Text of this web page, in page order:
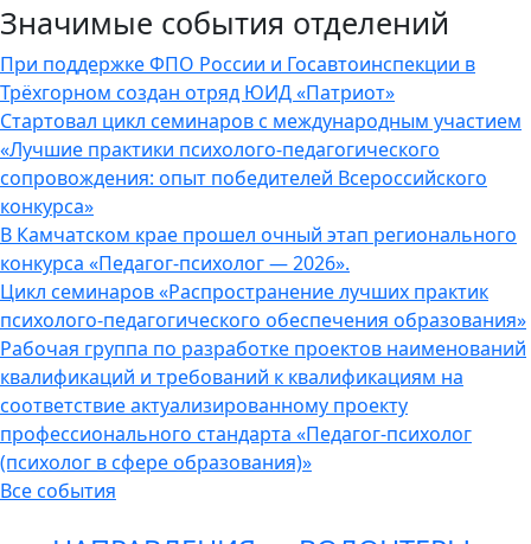
Значимые события отделений
При поддержке ФПО России и Госавтоинспекции в
Трёхгорном создан отряд ЮИД «Патриот»
Стартовал цикл семинаров с международным участием
«Лучшие практики психолого-педагогического
сопровождения: опыт победителей Всероссийского
конкурса»
В Камчатском крае прошел очный этап регионального
конкурса «Педагог-психолог — 2026».
Цикл семинаров «Распространение лучших практик
психолого-педагогического обеспечения образования»
Рабочая группа по разработке проектов наименований
квалификаций и требований к квалификациям на
соответствие актуализированному проекту
профессионального стандарта «Педагог-психолог
(психолог в сфере образования)»
Все события